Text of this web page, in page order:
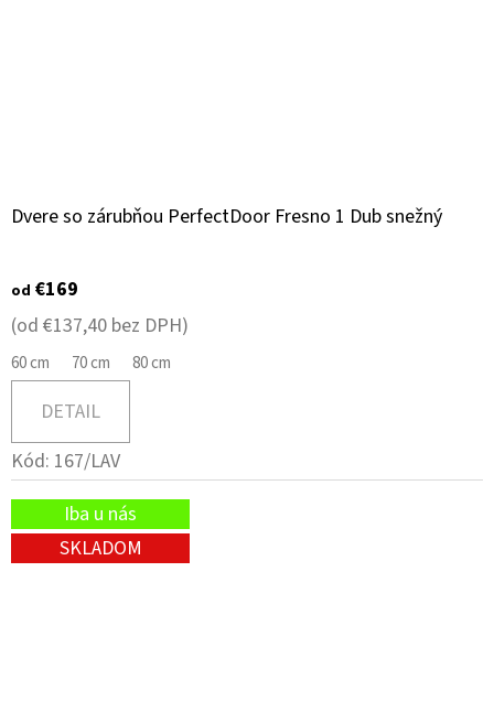
Dvere so zárubňou PerfectDoor Fresno 1 Dub snežný
od €169
(od €137,40 bez DPH)
60 cm 70 cm 80 cm
DETAIL
Kód: 167/LAV
Iba u nás
SKLADOM